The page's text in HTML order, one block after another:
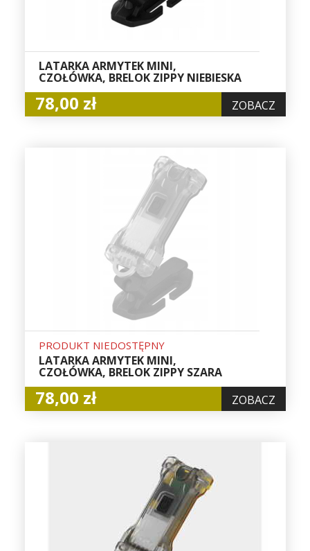
LATARKA ARMYTEK MINI,
CZOŁÓWKA, BRELOK ZIPPY NIEBIESKA
78,00 zł ZOBACZ
PRODUKT NIEDOSTĘPNY
LATARKA ARMYTEK MINI,
CZOŁÓWKA, BRELOK ZIPPY SZARA
78,00 zł ZOBACZ